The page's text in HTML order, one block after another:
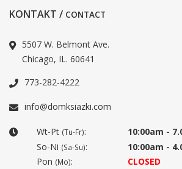
KONTAKT / CONTACT
5507 W. Belmont Ave.
Chicago, IL. 60641
773-282-4222
info@domksiazki.com
Wt-Pt (Tu-Fr):
10:00am -
So-Ni (Sa-Su):
10:00am -
Pon (Mo): CLOSED